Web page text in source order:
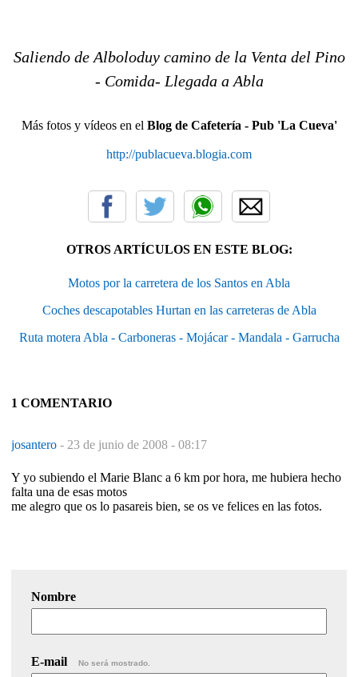
Saliendo de Alboloduy camino de la Venta del Pino
- Comida- Llegada a Abla
Más fotos y vídeos en el Blog de Cafetería - Pub 'La Cueva'
http://publacueva.blogia.com
OTROS ARTÍCULOS EN ESTE BLOG:
Motos por la carretera de los Santos en Abla
Coches descapotables Hurtan en las carreteras de Abla
Ruta motera Abla - Carboneras - Mojácar - Mandala - Garrucha
1 COMENTARIO
josantero - 23 de junio de 2008 - 08:17
Y yo subiendo el Marie Blanc a 6 km por hora, me hubiera hecho
falta una de esas motos
me alegro que os lo pasareis bien, se os ve felices en las fotos.
Nombre
E-mail No será mostrado.